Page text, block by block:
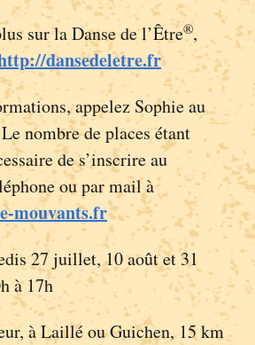
sur la Danse de l’Être®,
dansedeletre.fr
appelez Sophie au
nombre de places étant
de s’inscrire au
ou par mail à
mouvants.fr
27 juillet, 10 août et 31
à 17h
à Laillé ou Guichen, 15 km